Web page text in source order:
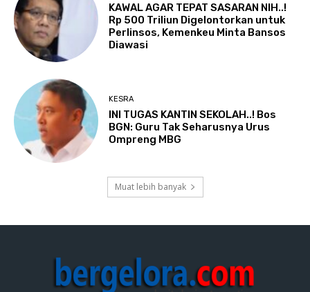
KAWAL AGAR TEPAT SASARAN NIH..!
Rp 500 Triliun Digelontorkan untuk
Perlinsos, Kemenkeu Minta Bansos
Diawasi
KESRA
INI TUGAS KANTIN SEKOLAH..! Bos
BGN: Guru Tak Seharusnya Urus
Ompreng MBG
Muat lebih banyak